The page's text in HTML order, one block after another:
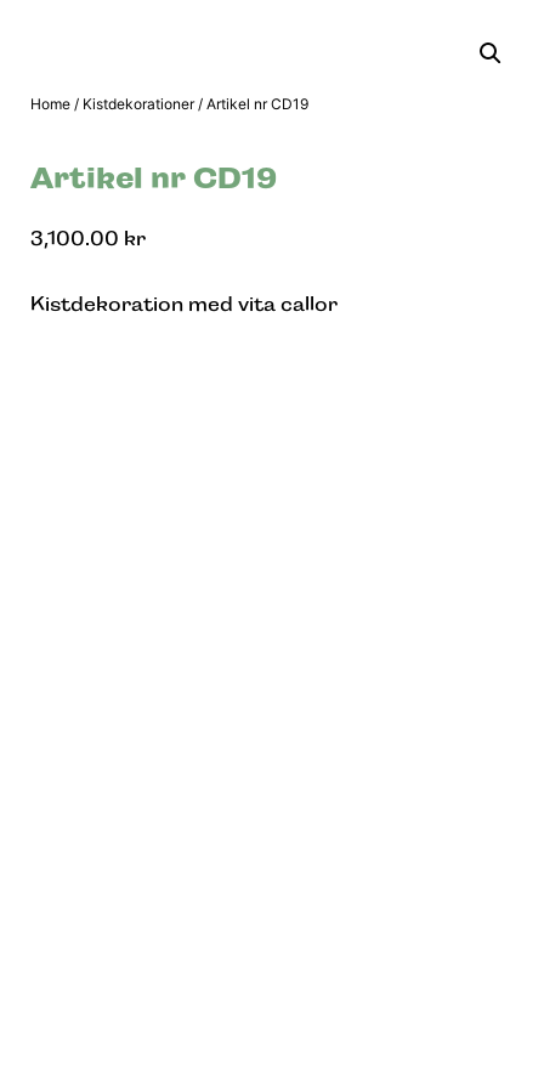
Home / Kistdekorationer/ Artikel nr CD19
Artikel nr CD19
3,100.00 kr
Kistdekoration med vita callor